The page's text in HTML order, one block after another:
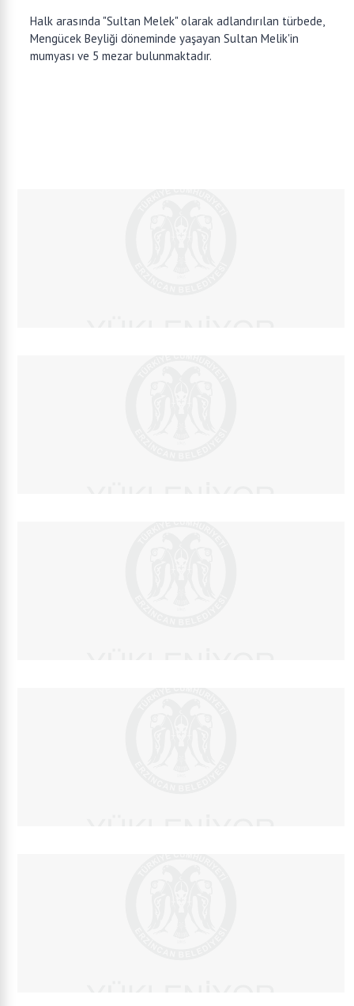
Halk arasında "Sultan Melek" olarak adlandırılan türbede,
Mengücek Beyliği döneminde yaşayan Sultan Melik'in
mumyası ve 5 mezar bulunmaktadır.